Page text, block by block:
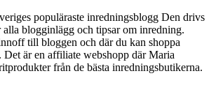
populäraste inredningsblogg Den drivs
blogginlägg och tipsar om inredning.
till bloggen och där du kan shoppa
är en affiliate webshopp där Maria
från de bästa inredningsbutikerna.